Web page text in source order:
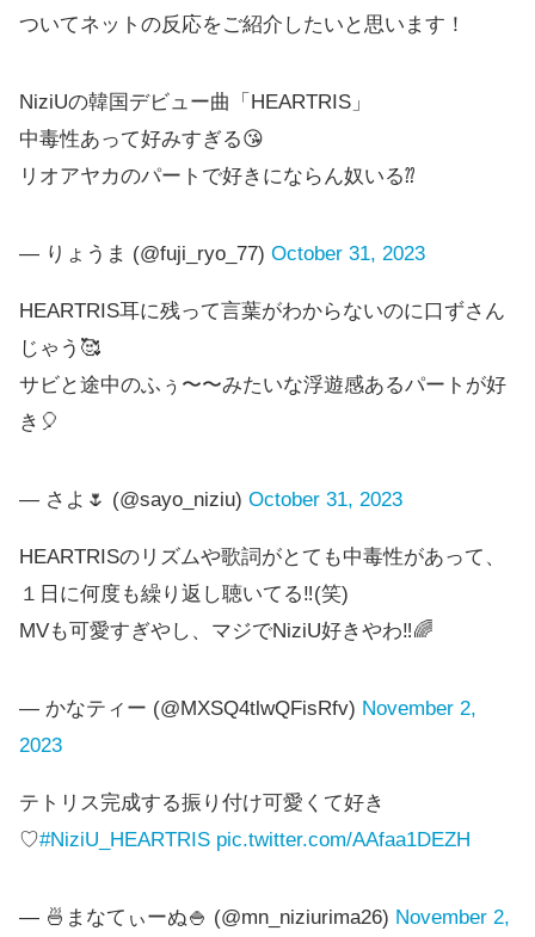
ついてネットの反応をご紹介したいと思います！
NiziUの韓国デビュー曲「HEARTRIS」
中毒性あって好みすぎる😘
リオアヤカのパートで好きにならん奴いる⁇
— りょうま (@fuji_ryo_77) October 31, 2023
HEARTRIS耳に残って言葉がわからないのに口ずさん
じゃう🥰
サビと途中のふぅ〜〜みたいな浮遊感あるパートが好
き🎈
— さよ🌷 (@sayo_niziu) October 31, 2023
HEARTRISのリズムや歌詞がとても中毒性があって、
１日に何度も繰り返し聴いてる‼️(笑)
MVも可愛すぎやし、マジでNiziU好きやわ‼️🌈
— かなティー (@MXSQ4tlwQFisRfv) November 2,
2023
テトリス完成する振り付け可愛くて好き
♡#NiziU_HEARTRIS pic.twitter.com/AAfaa1DEZH
— 🍜まなてぃーぬ🍚 (@mn_niziurima26) November 2,